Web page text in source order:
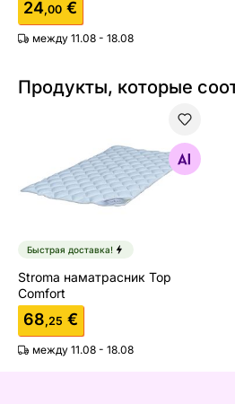
24,00 €
между 11.08 - 18.08
Продукты, которые
Stroma наматрасник Top
Найдите похожие
Быстрая доставка!
Stroma наматрасник Top
Comfort
68,25 €
между 11.08 - 18.08